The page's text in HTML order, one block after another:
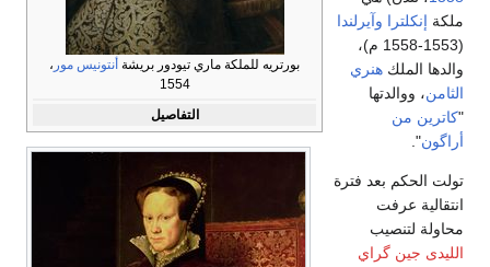
بورتريه للملكة ماري تيودور بريشة أنتونيس مور ،
1554
التفاصيل
ملكة إنكلترا وآيرلندا
(1553-1558 م)،
والدها الملك هنري
الثامن، ووالدتها
"كاترين من
أراگون".
تولت الحكم بعد فترة
انتقالية عرفت
محاولة لتنصيب
الليدى جين گراي